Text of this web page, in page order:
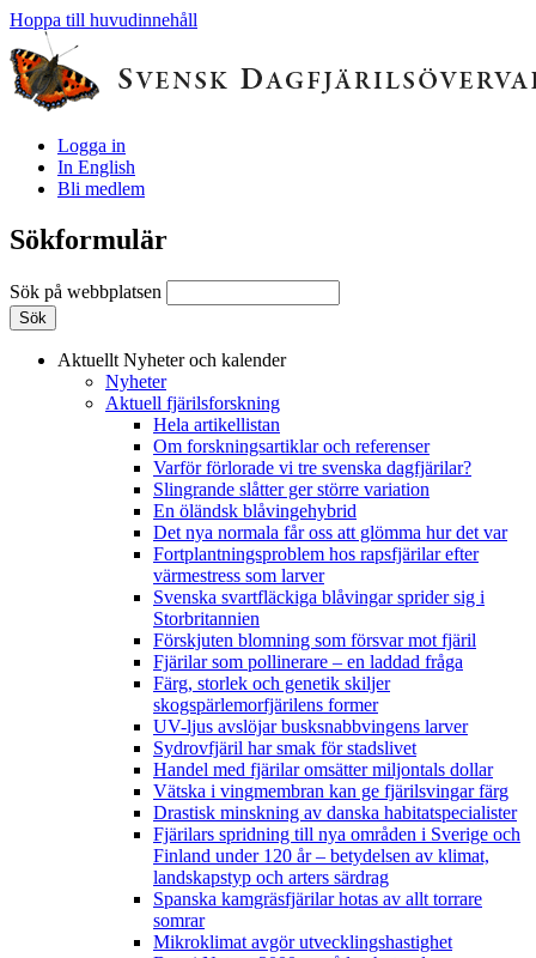
Hoppa till huvudinnehåll
Logga in
In English
Bli medlem
Sökformulär
Sök på webbplatsen
Aktuellt Nyheter och kalender
Nyheter
Aktuell fjärilsforskning
Hela artikellistan
Om forskningsartiklar och referenser
Varför förlorade vi tre svenska dagfjärilar?
Slingrande slåtter ger större variation
En öländsk blåvingehybrid
Det nya normala får oss att glömma hur det var
Fortplantningsproblem hos rapsfjärilar efter
värmestress som larver
Svenska svartfläckiga blåvingar sprider sig i
Storbritannien
Förskjuten blomning som försvar mot fjäril
Fjärilar som pollinerare – en laddad fråga
Färg, storlek och genetik skiljer
skogspärlemorfjärilens former
UV-ljus avslöjar busksnabbvingens larver
Sydrovfjäril har smak för stadslivet
Handel med fjärilar omsätter miljontals dollar
Vätska i vingmembran kan ge fjärilsvingar färg
Drastisk minskning av danska habitatspecialister
Fjärilars spridning till nya områden i Sverige och
Finland under 120 år– betydelsen av klimat,
landskapstyp och arters särdrag
Spanska kamgräsfjärilar hotas av allt torrare
somrar
Mikroklimat avgör utvecklingshastighet